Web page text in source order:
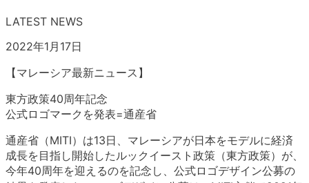
LATEST NEWS
2022年1月17日
【マレーシア最新ニュース】
東方政策40周年記念
公式ロゴマークを発表=通産省
通産省（MITI）は13日、マレーシアが日本をモデルに経済
成長を目指し開始したルックイースト政策（東方政策）が、
今年40周年を迎えるのを記念し、公式ロゴデザイン公募の